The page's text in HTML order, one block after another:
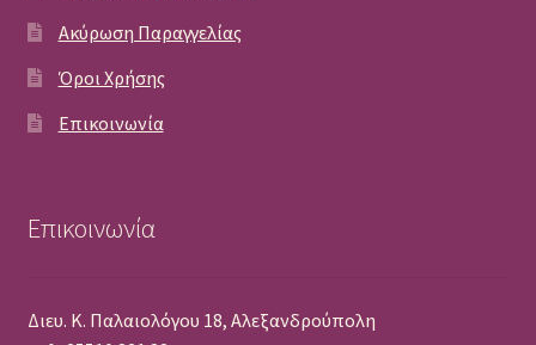
Ακύρωση Παραγγελίας
Όροι Χρήσης
Επικοινωνία
Επικοινωνία
Διευ. Κ. Παλαιολόγου 18, Αλεξανδρούπολη